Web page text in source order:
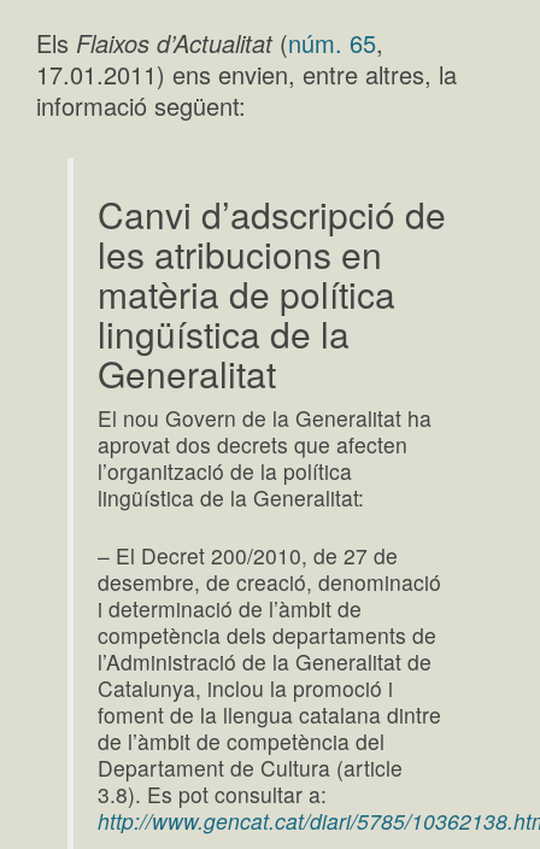
Els Flaixos d’Actualitat(núm. 65,
17.01.2011) ens envien, entre altres, la
informació següent:
Canvi d’adscripció de
les atribucions en
matèria de política
lingüística de la
Generalitat
El nou Govern de la Generalitat ha
aprovat dos decrets que afecten
l’organització de la política
lingüística de la Generalitat:
– El Decret 200/2010, de 27 de
desembre, de creació, denominació
i determinació de l’àmbit de
competència dels departaments de
l’Administració de la Generalitat de
Catalunya, inclou la promoció i
foment de la llengua catalana dintre
de l’àmbit de competència del
Departament de Cultura (article
3.8). Es pot consultar a:
http://www.gencat.cat/diari/5785/